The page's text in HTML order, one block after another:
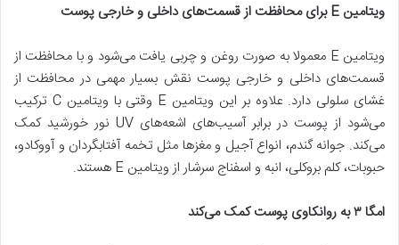
ویتامین
برای محافظت از قسمتهای داخلی و خارجی پوست
ویتامین E معمولا به صورت روغن و چربی یافت می‌شود و با محافظت از
قسمت‌های داخلی و خارجی پوست نقش بسیار مهمی در محافظت از
غشای سلولی دارد. علاوه بر این ویتامین E وقتی با ویتامین C ترکیب
می‌شود از پوست در برابر آسیب‌های اشعه‌های UV نور خورشید کمک
می‌کند. جوانه گندم، انواع آجیل و مغزها مثل تخمه آفتابگردان و آووکادو،
حبوبات، کلم بروکلی، انبه و اسفناج سرشار از ویتامین E هستند.
امگا ۳ به روانکاوی پوست کمک می
کند